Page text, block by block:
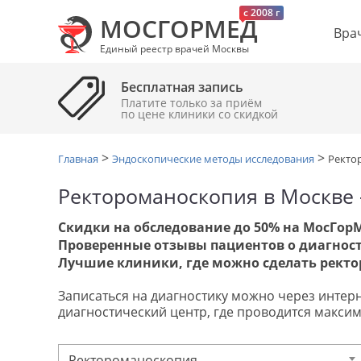
c 2008 г
МОСГОРМЕД
Единый реестр врачей Москвы
Бесплатная запись
Платите только за приём
по цене клиники cо скидкой
Главная > Эндоскопические методы исследования >
Ректороманоскопия в Москве
Скидки на обследование до 50% на
Проверенные отзывы пациентов о
Лучшие клиники, где можно сделать
Записаться на диагностику можно через
диагностический центр, где проводится